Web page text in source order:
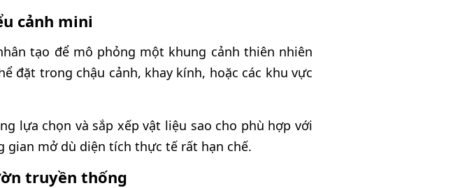
cảnh mini
tạo để mô phỏng một khung cảnh thiên nhiên
đặt trong chậu cảnh, khay kính, hoặc các khu vực
lựa chọn và sắp xếp vật liệu sao cho phù hợp với
gian mở dù diện tích thực tế rất hạn chế.
truyền thống